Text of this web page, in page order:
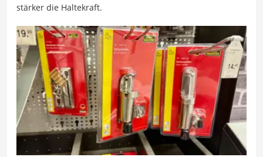
stärker die Haltekraft.